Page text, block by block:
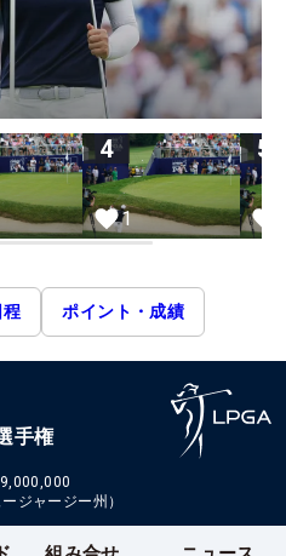
4
1
5
程 ポイント・成績
手権
ジャージー州）